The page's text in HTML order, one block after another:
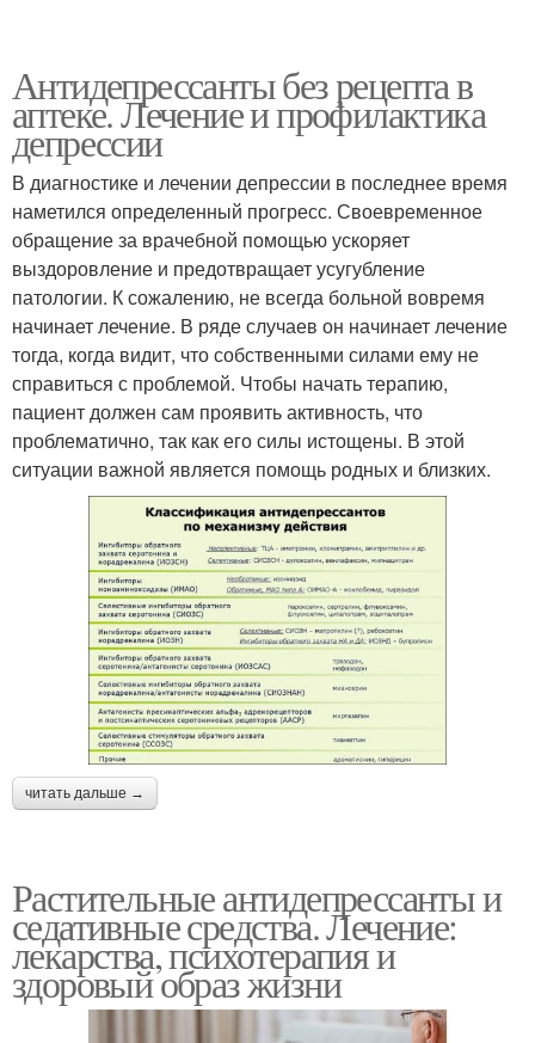
Антидепрессанты без рецепта в
аптеке. Лечение и профилактика
депрессии
В диагностике и лечении депрессии в последнее время
наметился определенный прогресс. Своевременное
обращение за врачебной помощью ускоряет
выздоровление и предотвращает усугубление
патологии. К сожалению, не всегда больной вовремя
начинает лечение. В ряде случаев он начинает лечение
тогда, когда видит, что собственными силами ему не
справиться с проблемой. Чтобы начать терапию,
пациент должен сам проявить активность, что
проблематично, так как его силы истощены. В этой
ситуации важной является помощь родных и близких.
читать дальше →
Растительные антидепрессанты и
седативные средства. Лечение:
лекарства, психотерапия и
здоровый образ жизни